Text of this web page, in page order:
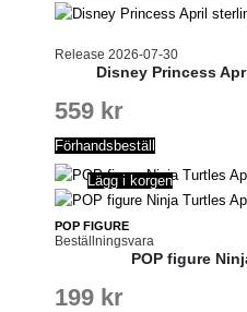
Release 2026-07-30
Disney Princess
559 kr
Förhandsbeställ
POP FIGURE
Beställningsvara
Lägg i korgen
POP figure
199 kr